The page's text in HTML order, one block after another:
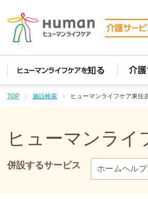
TOP 施設検索 ヒューマンライフケア東住
ヒューマンライ
併設するサービス ホームヘル